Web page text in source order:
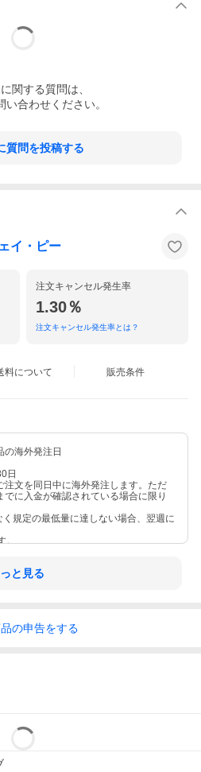
に関する質問は、
い合わせください。
質問を投稿する
イ・ピー
注文キャンセル発生率
1.30％
注文キャンセル発生率とは？
料について 販売条件
の海外発注日
日
文を同日中に海外発注します。ただ
に入金が確認されている場合に限り
規定の最低量に達しない場合、翌週に
。
と見る
の申告をする